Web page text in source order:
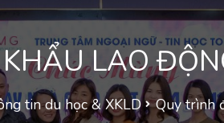
LAO
tin du học & XKLD Quy trình